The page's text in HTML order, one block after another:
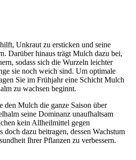
Unkraut zu ersticken und seine
Darüber hinaus trägt Mulch dazu bei,
sodass sich die Wurzeln leichter
sie noch weich sind. Um optimale
Sie im Frühjahr eine Schicht Mulch
zu wachsen beginnt.
den Mulch die ganze Saison über
seine Dominanz unaufhaltsam
kein Allheilmittel gegen
doch dazu beitragen, dessen Wachstum
Ihrer Pflanzen zu verbessern.